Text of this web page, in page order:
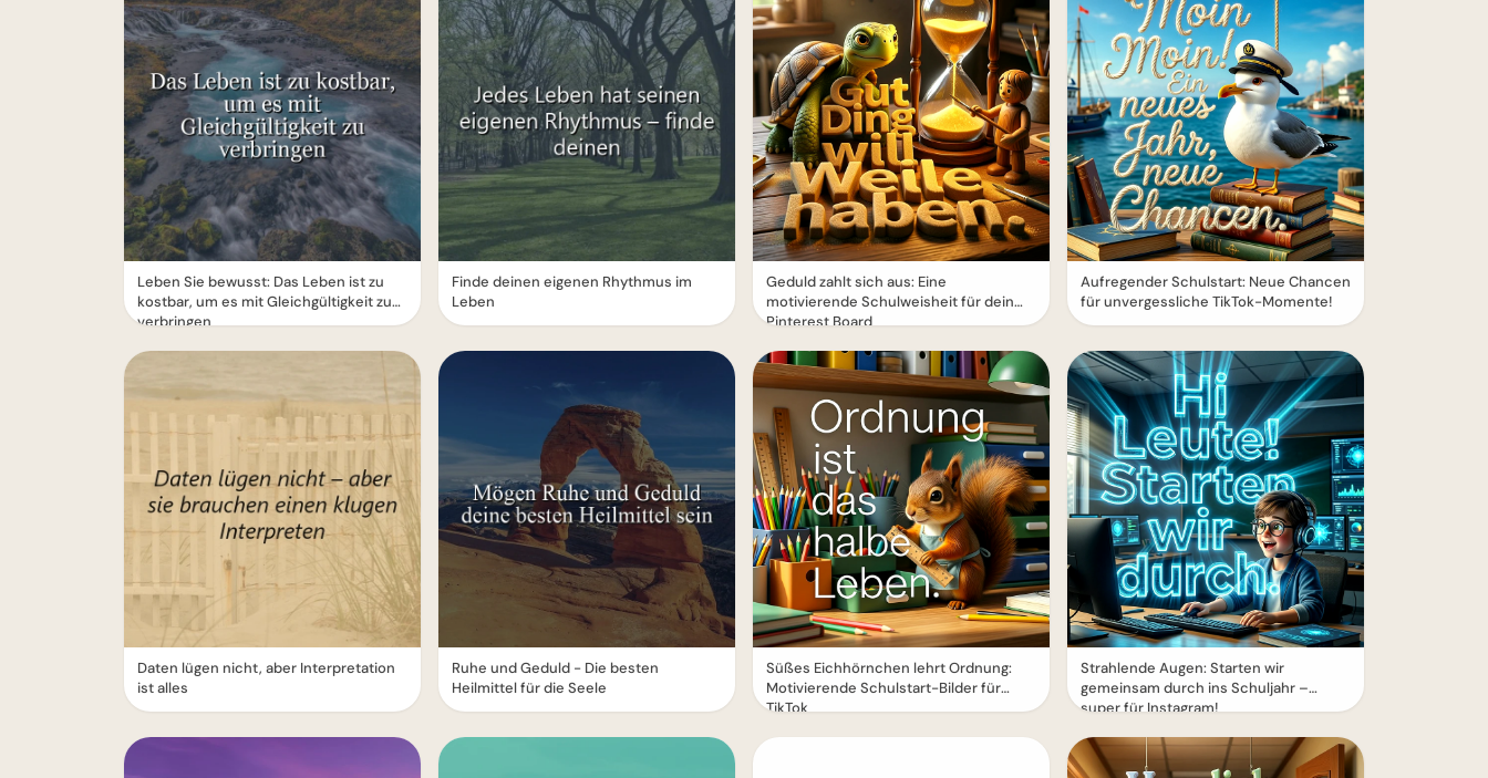
Leben Sie bewusst: Das Leben ist zu
kostbar, um es mit Gleichgültigkeit zu
verbringen
Daten lügen nicht, aber Interpretation
ist alles
Finde deinen eigenen Rhythmus im
Leben
Ruhe und Geduld - Die besten
Heilmittel für die Seele
Geduld zahlt sich aus: Eine
motivierende Schulweisheit für dein
Pinterest Board
Süßes Eichhörnchen lehrt Ordnung:
Motivierende Schulstart-Bilder für
TikTok
Aufregender Schulstart: Neue Chancen
für unvergessliche TikTok-Momente!
Strahlende Augen: Starten wir
gemeinsam durch ins Schuljahr –
super für Instagram!